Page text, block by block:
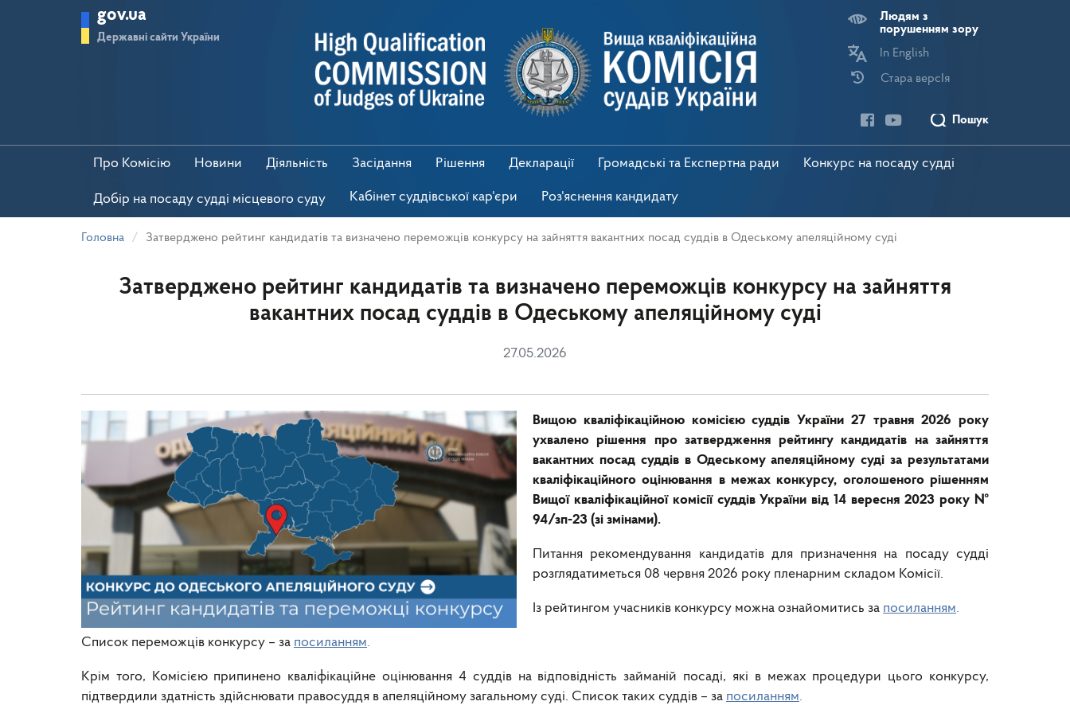
gov.ua
Державні сайти України
Людям з
порушенням зору
In English
Стара версІя
Пошук
Про Комісію Новини Діяльність Засідання Рішення Декларації Громадські та Експертна ради Конкурс на посаду судді
Добір на посаду судді місцевого суду Кабінет суддівської кар'єри Роз'яснення кандидату
Головна Затверджено рейтинг кандидатів та визначено переможців конкурсу на зайняття вакантних посад суддів в Одеському апеляційному суді
Затверджено рейтинг кандидатів та визначено переможців конкурсу на зайняття
вакантних посад суддів в Одеському апеляційному суді
27.05.2026
Вищою кваліфікаційною комісією суддів України 27 травня 2026 року
ухвалено рішення про затвердження рейтингу кандидатів на зайняття
вакантних посад суддів в Одеському апеляційному суді за результатами
кваліфікаційного оцінювання в межах конкурсу, оголошеного рішенням
Вищої кваліфікаційної комісії суддів України від 14 вересня 2023 року №
94/зп-23 (зі змінами).
Питання рекомендування кандидатів для призначення на посаду судді
розглядатиметься 08 червня 2026 року пленарним складом Комісії.
Із рейтингом учасників конкурсу можна ознайомитись за посиланням.
Список переможців конкурсу – за посиланням.
Крім того, Комісією припинено кваліфікаційне оцінювання 4 суддів на відповідність займаній посаді, які в межах процедури цього конкурсу,
підтвердили здатність здійснювати правосуддя в апеляційному загальному суді. Список таких суддів – за посиланням.